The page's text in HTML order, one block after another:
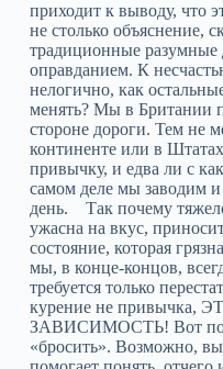
приходит к выводу, что
не столько объяснение,
традиционные разумные
оправданием. К
нелогично, как
менять? Мы в Британии
стороне дороги. Тем не
континенте или в
привычку, и едва ли с
самом деле мы заводим
день. Так почему
ужасна на вкус,
состояние, которая
мы, в конце-концов,
требуется только
курение не
ЗАВИСИМОСТЬ! Вот
«бросить». Возможно, вы